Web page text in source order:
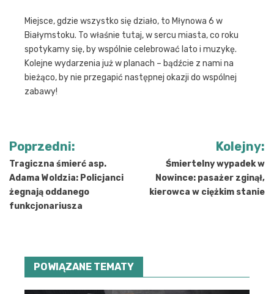
Miejsce, gdzie wszystko się działo, to Młynowa 6 w
Białymstoku. To właśnie tutaj, w sercu miasta, co roku
spotykamy się, by wspólnie celebrować lato i muzykę.
Kolejne wydarzenia już w planach – bądźcie z nami na
bieżąco, by nie przegapić następnej okazji do wspólnej
zabawy!
Nawigacja
wpisu
Poprzedni:
Tragiczna śmierć asp.
Adama Woldzia: Policjanci
żegnają oddanego
funkcjonariusza
Kolejny:
Śmiertelny wypadek w
Nowince: pasażer zginął,
kierowca w ciężkim stanie
POWIĄZANE TEMATY